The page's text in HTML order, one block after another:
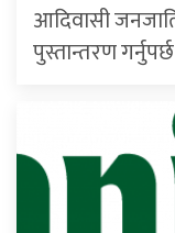
आदिवासी
पुस्तान्तरण गर्नुपर्छ